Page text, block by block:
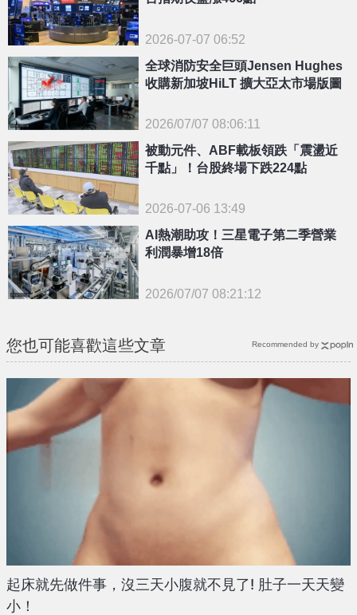
2026-07-07 06:52
{PLAYICON}
全球消防安全巨頭Jensen Hughes
收購新加坡HiLT 擴大亞太市場版圖
2026/07/07 08:06:11
被動元件、ABF載板領跌「震盪近
千點」！台股終場下跌224點
2026-07-06 13:49
AI熱潮助攻！三星電子第二季營業
利潤暴增18倍
2026/07/07 08:21:12
您也可能喜歡這些文章
起床就先做件事，沒三天小腹就不見了! 肚子一天天變
小！
Recommended by